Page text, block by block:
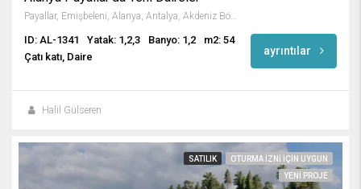
Payallar, Emişbeleni, Alanya, Antalya, Akdeniz Bölgesi, 07475, Türkiye
ID: AL-1341 Yatak: 1,2,3 Banyo: 1,2
m2: 54
Çatı katı, Daire
ayrıntılar
Halil Gülseren
SATILIK
OTURMA IZNI IÇIN UYGUN
YENI PROJE